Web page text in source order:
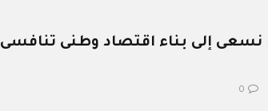
نسعى إلى بناء اقتصاد وطنى تنافسى
0